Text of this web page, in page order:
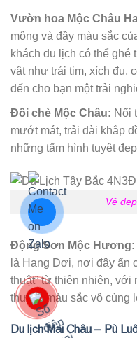
Vườn hoa Mộc Châu
mộng và đầy màu sắc
khách du lịch có thể ghé
vật như trái tim, xích đu,
đến cho bạn một trải
Đồi chè Mộc Châu: Nổi
mướt mát, trải dài khắp
những tấm hình tuyệt
Vẻ
Động Sơn Mộc Hương:
là Hang Dơi, nơi đây ẩn
thuật” từ thiên nhiên, với
thước, màu sắc vô cùng
Du lịch Mai Châu – Pù